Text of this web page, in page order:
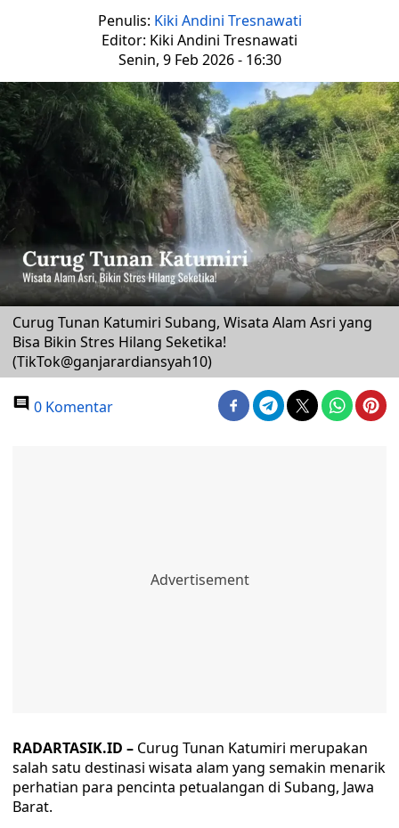
Penulis: Kiki Andini Tresnawati
Editor: Kiki Andini Tresnawati
Senin, 9 Feb 2026 - 16:30
Curug Tunan Katumiri Subang, Wisata Alam Asri yang
Bisa Bikin Stres Hilang Seketika!
(TikTok@ganjarardiansyah10)
0 Komentar
RADARTASIK.ID – Curug Tunan Katumiri merupakan
salah satu destinasi wisata alam yang semakin menarik
perhatian para pencinta petualangan di Subang, Jawa
Barat.